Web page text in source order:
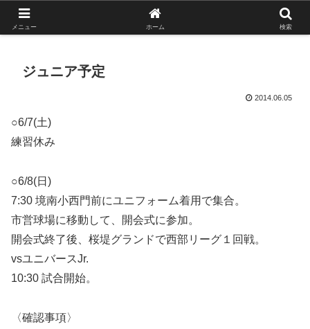
がんばれ！フルスイング！境南ブレーブス！
ジュニア予定
2014.06.05
○6/7(土)
練習休み
○6/8(日)
7:30 境南小西門前にユニフォーム着用で集合。
市営球場に移動して、開会式に参加。
開会式終了後、桜堤グランドで西部リーグ１回戦。
vsユニバースJr.
10:30 試合開始。
〈確認事項〉
メニュー ホーム 検索